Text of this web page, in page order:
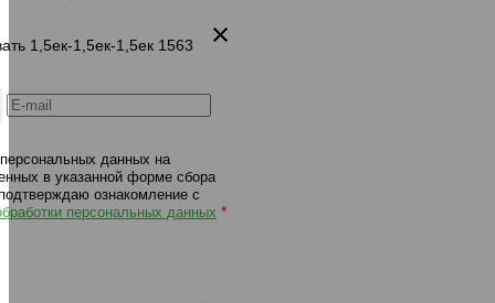
1,5ек-1,5ек-1,5ек 1563
данных на
в указанной форме сбора
ознакомление с
персональных данных *